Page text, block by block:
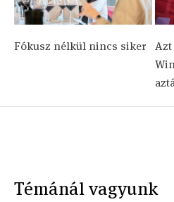
Fókusz nélkül nincs siker
Témánál vagyunk